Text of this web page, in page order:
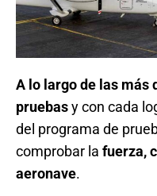
A lo largo de las más
pruebasy con cada
del programa de
comprobar la fuerza,
aeronave.